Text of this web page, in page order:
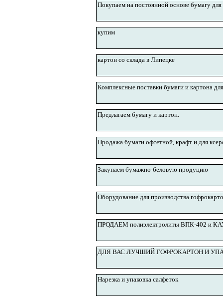
Покупаем на постоянной основе бумагу
купим
картон со склада в Липецке
Комплексные поставки бумаги и картона
Предлагаем бумагу и картон.
Продажа бумаги офсетной, крафт и для
Закупаем бумажно-беловую продуцию
Оборудование для производства
ПРОДАЕМ полиэлектролиты ВПК-402 и
ДЛЯ ВАС ЛУЧШИЙ ГОФРОКАРТОН И
Нарезка и упаковка салфеток